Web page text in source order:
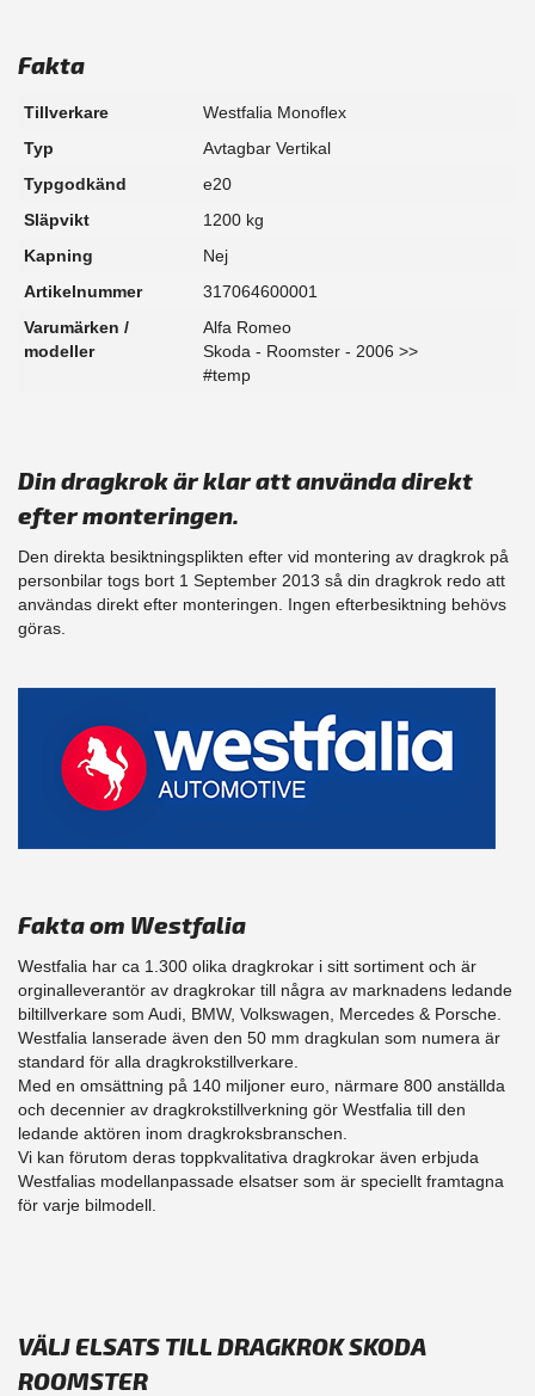
Fakta
Tillverkare
Westfalia Monoflex
Typ
Avtagbar Vertikal
Typgodkänd
e20
Släpvikt
1200 kg
Kapning
Nej
Artikelnummer
317064600001
Varumärken /
modeller
Alfa Romeo
Skoda - Roomster - 2006 >>
#temp
Din dragkrok är klar att använda direkt
efter monteringen.
Den direkta besiktningsplikten efter vid montering av dragkrok på
personbilar togs bort 1 September 2013 så din dragkrok redo att
användas direkt efter monteringen. Ingen efterbesiktning behövs
göras.
Fakta om Westfalia
Westfalia har ca 1.300 olika dragkrokar i sitt sortiment och är
orginalleverantör av dragkrokar till några av marknadens ledande
biltillverkare som Audi, BMW, Volkswagen, Mercedes & Porsche.
Westfalia lanserade även den 50 mm dragkulan som numera är
standard för alla dragkrokstillverkare.
Med en omsättning på 140 miljoner euro, närmare 800 anställda
och decennier av dragkrokstillverkning gör Westfalia till den
ledande aktören inom dragkroksbranschen.
Vi kan förutom deras toppkvalitativa dragkrokar även erbjuda
Westfalias modellanpassade elsatser som är speciellt framtagna
för varje bilmodell.
VÄLJ ELSATS TILL DRAGKROK SKODA
ROOMSTER